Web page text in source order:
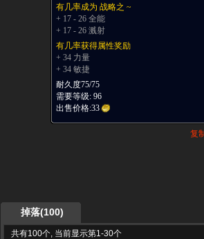
有几率成为 战略之 ~
+ 17 - 26 全能
+ 17 - 26 溅射
有几率获得属性奖励
+ 34 力量
+ 34 敏捷
耐久度75/75
需要等级: 96
出售价格:33
复
掉落(100)
共有100个, 当前显示第1-30个